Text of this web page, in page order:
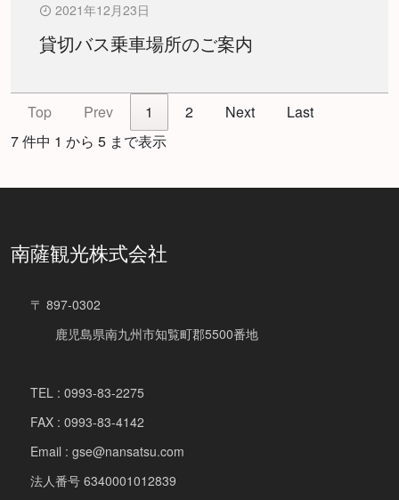
2021年12月23日
貸切バス乗車場所のご案内
Top Prev 1 2 Next
Last
7 件中 1 から 5 まで表示
南薩観光株式会社
〒 897-0302
鹿児島県南九州市知覧町郡5500番地
TEL : 0993-83-2275
FAX : 0993-83-4142
Email : gse@nansatsu.com
法人番号 6340001012839